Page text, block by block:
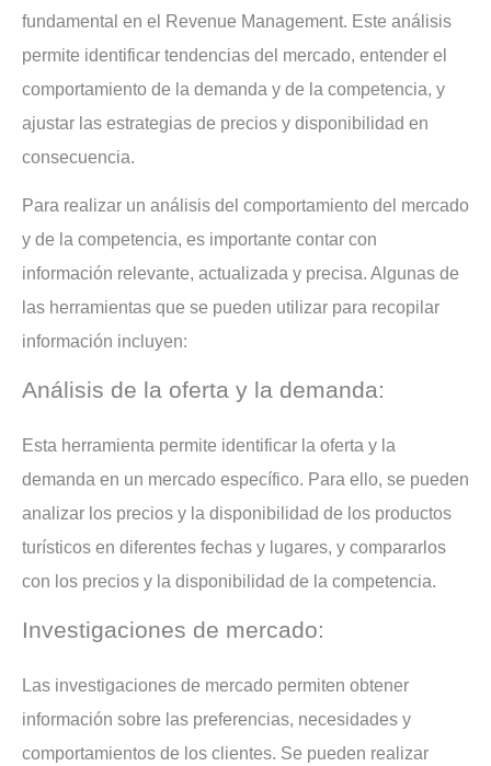
fundamental en el Revenue Management. Este análisis
permite identificar tendencias del mercado, entender el
comportamiento de la demanda y de la competencia, y
ajustar las estrategias de precios y disponibilidad en
consecuencia.
Para realizar un análisis del comportamiento del mercado
y de la competencia, es importante contar con
información relevante, actualizada y precisa. Algunas de
las herramientas que se pueden utilizar para recopilar
información incluyen:
Análisis de la oferta y la demanda:
Esta herramienta permite identificar la oferta y la
demanda en un mercado específico. Para ello, se pueden
analizar los precios y la disponibilidad de los productos
turísticos en diferentes fechas y lugares, y compararlos
con los precios y la disponibilidad de la competencia.
Investigaciones de mercado:
Las investigaciones de mercado permiten obtener
información sobre las preferencias, necesidades y
comportamientos de los clientes. Se pueden realizar